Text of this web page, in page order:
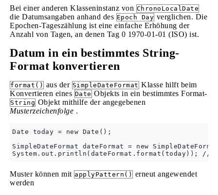
Bei einer anderen Klasseninstanz von ChronoLocalDate
die Datumsangaben anhand des Epoch Day verglichen. Die
Epochen-Tageszählung ist eine einfache Erhöhung der
Anzahl von Tagen, an denen Tag 0 1970-01-01 (ISO) ist.
Datum in ein bestimmtes String-
Format konvertieren
format() aus der SimpleDateFormat Klasse hilft beim
Konvertieren eines Date Objekts in ein bestimmtes Format-
String Objekt mithilfe der angegebenen
Musterzeichenfolge .
Date today = new Date();
SimpleDateFormat dateFormat = new
Muster können mit applyPattern() erneut angewendet
werden